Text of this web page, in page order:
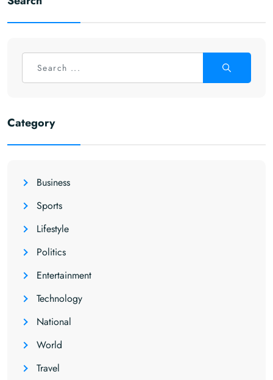
Category
Business
Sports
Lifestyle
Politics
Entertainment
Technology
National
World
Travel